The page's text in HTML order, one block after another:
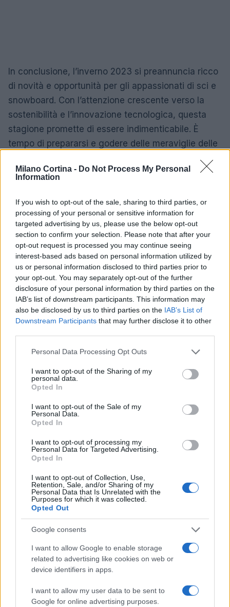
Milano Cortina - Do Not Process My Personal
Information
If you wish to opt-out of the sale, sharing to third parties, or
processing of your personal or sensitive information for
targeted advertising by us, please use the below opt-out
section to confirm your selection. Please note that after your
opt-out request is processed you may continue seeing
interest-based ads based on personal information utilized by
us or personal information disclosed to third parties prior to
your opt-out. You may separately opt-out of the further
disclosure of your personal information by third parties on the
IAB’s list of downstream participants. This information may
also be disclosed by us to third parties on the IAB’s List of
Downstream Participants that may further disclose it to other
Please note that this website/app uses one or more Google
not limited to your visit or usage behaviour. You may click to
grant or deny consent to Google and its third-party tags to
use your data for below specified purposes in below Google
consent section.
Personal Data Processing Opt Outs
I want to opt-out of the Sharing of my
personal data.
Opted In
I want to opt-out of the Sale of my
Personal Data.
Opted In
I want to opt-out of processing my
Personal Data for Targeted Advertising.
Opted In
I want to opt-out of Collection, Use,
Retention, Sale, and/or Sharing of my
Personal Data that Is Unrelated with the
Purposes for which it was collected.
Opted Out
Google consents
I want to allow Google to enable storage
related to advertising like cookies on web or
device identifiers in apps.
I want to allow my user data to be sent to
Google for online advertising purposes.
In conclusione, l’inverno 2023 si preannuncia ricco
di novità e opportunità per gli appassionati di sci e
snowboard. Con l’attenzione crescente verso la
sostenibilità e l’innovazione tecnologica, questa
stagione promette di essere indimenticabile. È
tempo di prepararsi e godere delle meraviglie delle
AUTORE
AiAdhubMedia
Continua a leggere
NEWS